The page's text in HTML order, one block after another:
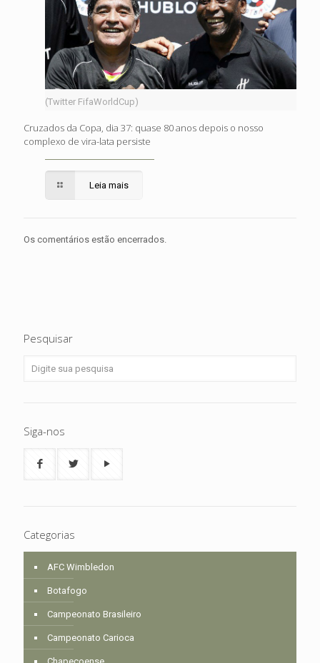
(Twitter FifaWorldCup)
Cruzados da Copa, dia 37: quase 80 anos depois o nosso
complexo de vira-lata persiste
Leia mais
Os comentários estão encerrados.
Pesquisar
Siga-nos
Categorias
AFC Wimbledon
Botafogo
Campeonato Brasileiro
Campeonato Carioca